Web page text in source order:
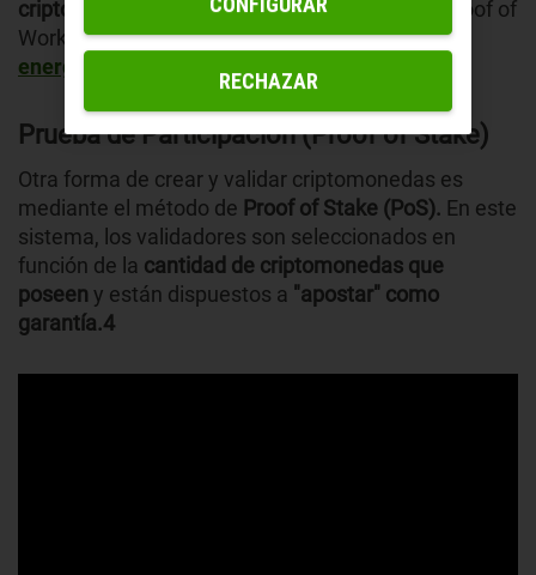
criptomoneda.
Este método, conocido como
Proof of
Work (PoW),requiere una gran cantidad de
energía eléctrica.
Prueba de Participación (Proof of Stake)
Otra forma de crear y validar criptomonedas es
mediante el método de Proof of Stake (PoS). En este
sistema, los validadores son seleccionados en
función de la cantidad de criptomonedas que
poseen y están dispuestos a "apostar" como
garantía.4
RECHAZAR